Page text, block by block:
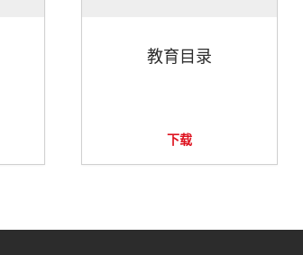
教育目录
下载